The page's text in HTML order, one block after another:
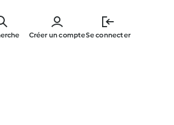
main
Créer un compteSe connecter